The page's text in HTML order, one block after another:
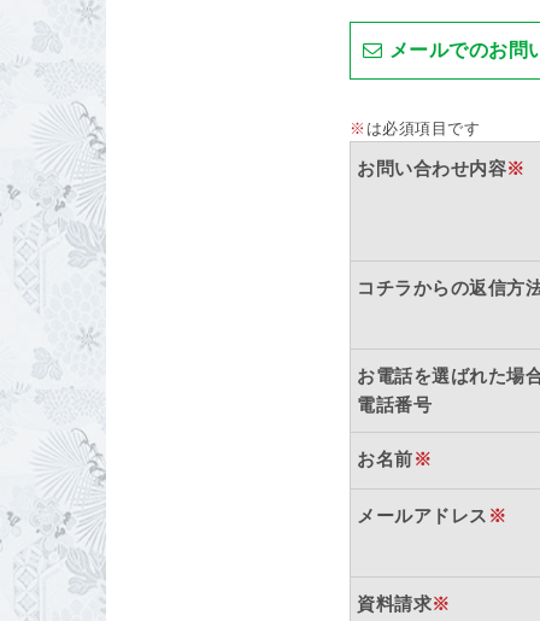
メールでのお問
※ は必須項目です
お問い合わせ内容※
コチラからの返信方
お電話を選ばれた場
電話番号
お名前※
メールアドレス ※
資料請求※